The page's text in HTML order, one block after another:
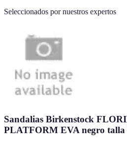
Seleccionados por nuestros expertos
Sandalias Birkenstock
PLATFORM EVA negro talla